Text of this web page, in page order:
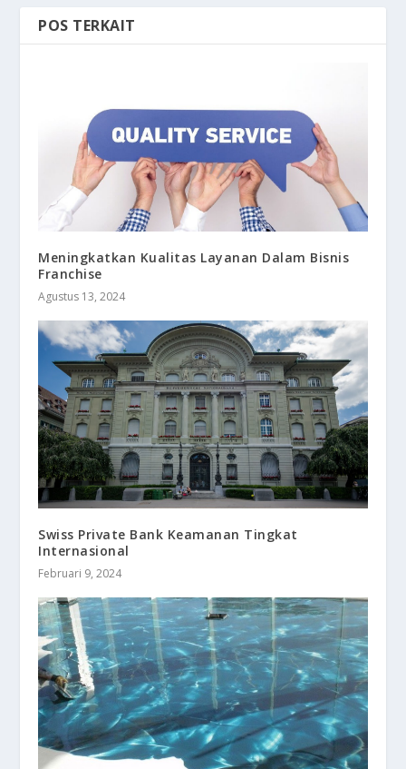
POS TERKAIT
Meningkatkan Kualitas Layanan Dalam Bisnis
Franchise
Agustus 13, 2024
Swiss Private Bank Keamanan Tingkat
Internasional
Februari 9, 2024